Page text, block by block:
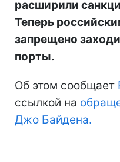
расширили
Теперь
запрещено
порты.
Об этом сообщает
ссылкой на
Джо Байдена.